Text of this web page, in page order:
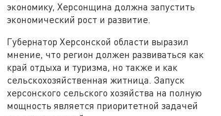
экономику, Херсонщина должна запустить
экономический рост и развитие.
Губернатор Херсонской области выразил
мнение, что регион должен развиваться как
край отдыха и туризма, но также и как
сельскохозяйственная житница. Запуск
херсонского сельского хозяйства на полную
мощность является приоритетной задачей